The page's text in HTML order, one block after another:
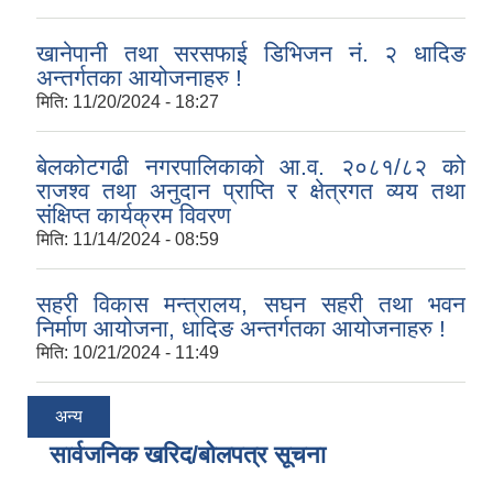
खानेपानी तथा सरसफाई डिभिजन नं. २ धादिङ
अन्तर्गतका आयोजनाहरु !
मिति: 11/20/2024 - 18:27
बेलकोटगढी नगरपालिकाको आ.व. २०८१/८२ को
राजश्व तथा अनुदान प्राप्ति र क्षेत्रगत व्यय तथा
संक्षिप्त कार्यक्रम विवरण
मिति: 11/14/2024 - 08:59
सहरी विकास मन्त्रालय, सघन सहरी तथा भवन
निर्माण आयोजना, धादिङ अन्तर्गतका आयोजनाहरु !
मिति: 10/21/2024 - 11:49
अन्य
सार्वजनिक खरिद/बोलपत्र सूचना